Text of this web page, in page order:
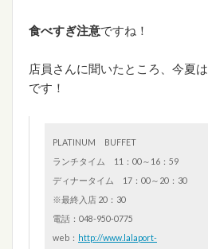
食べすぎ注意ですね！
店員さんに聞いたところ、今夏は
です！
PLATINUM BUFFET
ランチタイム 11：00～16：59
ディナータイム 17：00～20：30
※最終入店 20：30
電話：048-950-0775
web： http://www.lalaport-